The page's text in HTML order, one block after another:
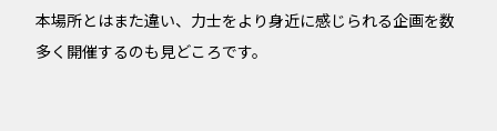
本場所とはまた違い、力士をより身近に感じられる企画を数
多く開催するのも見どころです。